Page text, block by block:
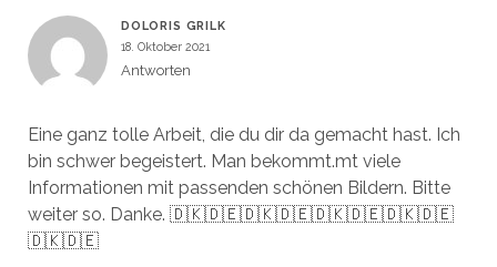
DOLORIS GRILK
18. Oktober 2021
Antworten
Eine ganz tolle Arbeit, die du dir da gemacht hast. Ich
bin schwer begeistert. Man bekommt.mt viele
Informationen mit passenden schönen Bildern. Bitte
weiter so. Danke. 🇩🇰🇩🇪🇩🇰🇩🇪🇩🇰🇩🇪🇩🇰🇩🇪
🇩🇰🇩🇪